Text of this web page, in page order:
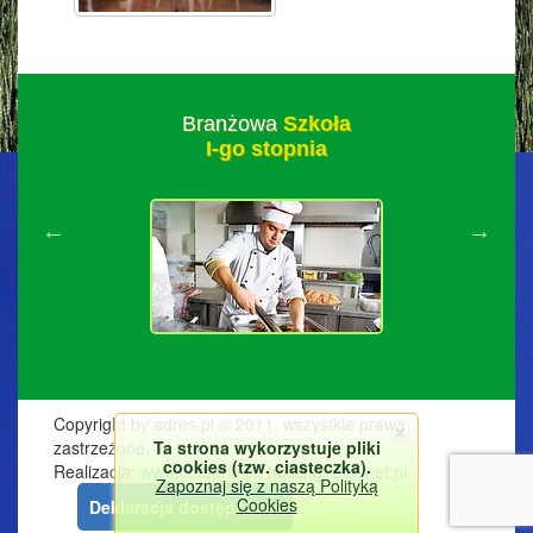
Branżowa Szkoła
I-go stopnia
Copyright by adres.pl © 2011, wszystkie prawa
zastrzeżone.
Realizacja: www.corsario.pl, hosting:prosnet.pl
Deklaracja dostępności
Ta strona wykorzystuje pliki
cookies (tzw. ciasteczka).
Zapoznaj się z naszą Polityką
Cookies